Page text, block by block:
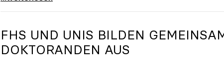
FHS UND UNIS BILDEN
DOKTORANDEN AUS